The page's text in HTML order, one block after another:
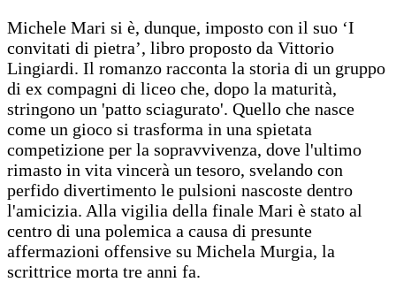
Michele Mari si è, dunque, imposto con il suo ‘I
convitati di pietra’, libro proposto da Vittorio
Lingiardi. Il romanzo racconta la storia di un gruppo
di ex compagni di liceo che, dopo la maturità,
stringono un 'patto sciagurato'. Quello che nasce
come un gioco si trasforma in una spietata
competizione per la sopravvivenza, dove l'ultimo
rimasto in vita vincerà un tesoro, svelando con
perfido divertimento le pulsioni nascoste dentro
l'amicizia. Alla vigilia della finale Mari è stato al
centro di una polemica a causa di presunte
affermazioni offensive su Michela Murgia, la
scrittrice morta tre anni fa.